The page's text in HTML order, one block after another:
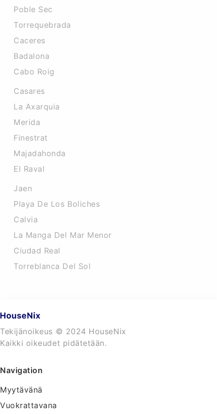
Poble Sec
Torrequebrada
Caceres‎
Badalona
Cabo Roig
Casares
La Axarquia
Merida
Finestrat
Majadahonda
El Raval
Jaen
Playa De Los Boliches
Calvia
La Manga Del Mar Menor
Ciudad Real
Torreblanca Del Sol
Tekijänoikeus © 2024 HouseNix
Kaikki oikeudet pidätetään.
Navigation
Myytävänä
Vuokrattavana